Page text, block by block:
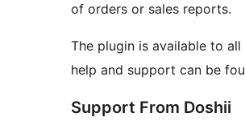
of orders or sales reports.
The plugin is available to
help and support can be
Support From Doshii